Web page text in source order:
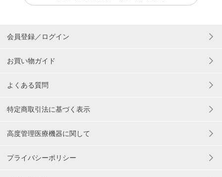
会員登録／ログイン
お買い物ガイド
よくある質問
特定商取引法に基づく表示
高度管理医療機器に関して
プライバシーポリシー